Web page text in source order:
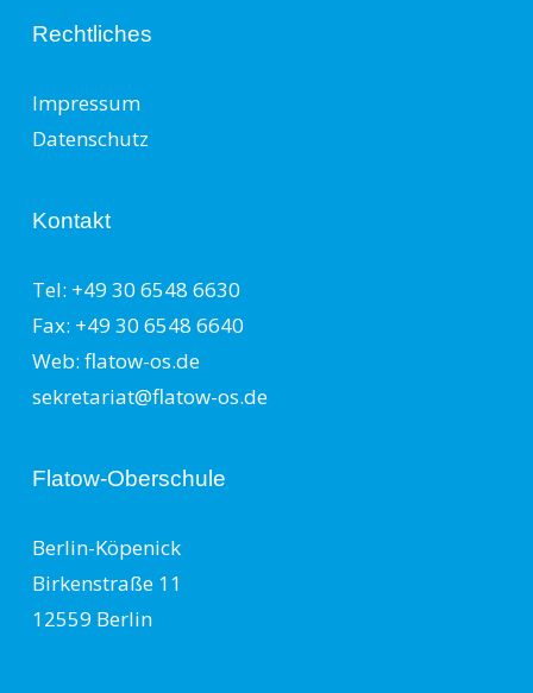
Rechtliches
Impressum
Datenschutz
Kontakt
Tel: +49 30 6548 6630
Fax: +49 30 6548 6640
Web: flatow-os.de
sekretariat@flatow-os.de
Flatow-Oberschule
Berlin-Köpenick
Birkenstraße 11
12559 Berlin